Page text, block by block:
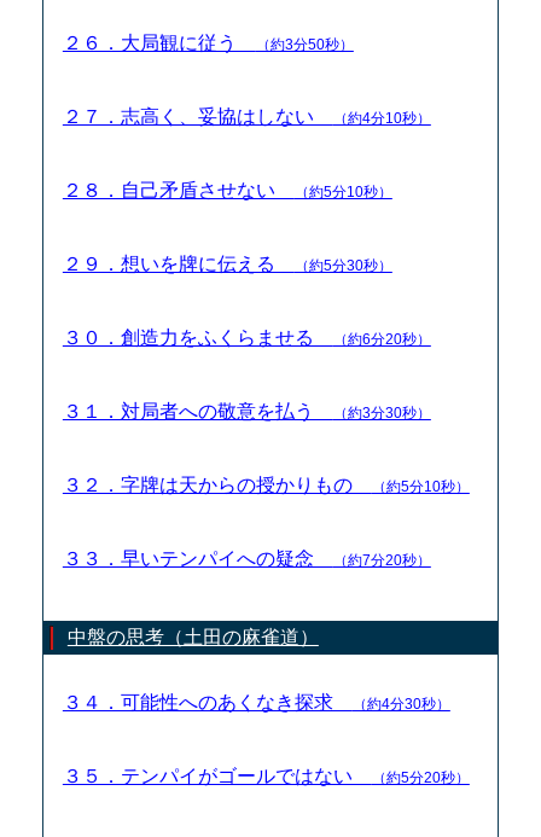
２６．大局観に従う （約3分50秒）
２７．志高く、妥協はしない （約4分10秒）
２８．自己矛盾させない （約5分10秒）
２９．想いを牌に伝える （約5分30秒）
３０．創造力をふくらませる （約6分20秒）
３１．対局者への敬意を払う （約3分30秒）
３２．字牌は天からの授かりもの （約5分10秒）
３３．早いテンパイへの疑念 （約7分20秒）
中盤の思考（土田の麻雀道）
３４．可能性へのあくなき探求 （約4分30秒）
３５．テンパイがゴールではない （約5分20秒）